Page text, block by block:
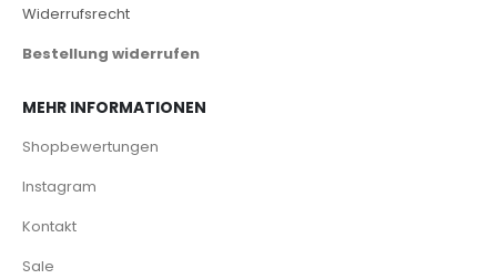
Widerrufsrecht
Bestellung widerrufen
MEHR INFORMATIONEN
Shopbewertungen
Instagram
Kontakt
Sale